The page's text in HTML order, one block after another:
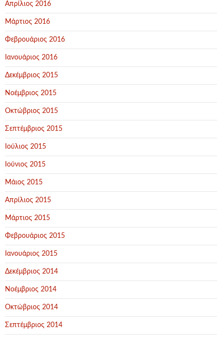
Απρίλιος 2016
Μάρτιος 2016
Φεβρουάριος 2016
Ιανουάριος 2016
Δεκέμβριος 2015
Νοέμβριος 2015
Οκτώβριος 2015
Σεπτέμβριος 2015
Ιούλιος 2015
Ιούνιος 2015
Μάιος 2015
Απρίλιος 2015
Μάρτιος 2015
Φεβρουάριος 2015
Ιανουάριος 2015
Δεκέμβριος 2014
Νοέμβριος 2014
Οκτώβριος 2014
Σεπτέμβριος 2014